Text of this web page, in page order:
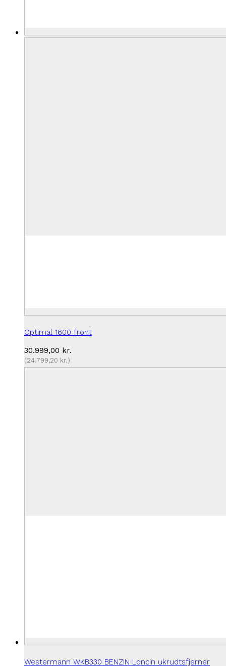
Optimal 1600 front
30.999,00 kr.
(24.799,20 kr.)
Westermann WKB330 BENZIN Loncin ukrudtsfjerner